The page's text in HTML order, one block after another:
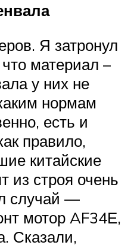
Я затронул
материал –
у них не
нормам
есть и
правило,
китайские
из строя очень
случай —
мотор AF34Е,
Сказали,